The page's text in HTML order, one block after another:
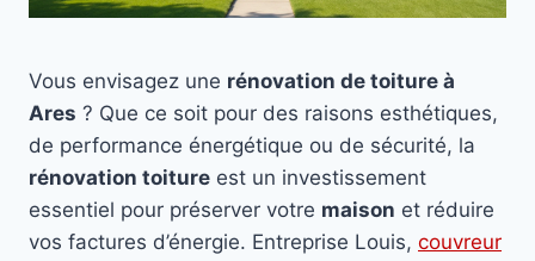
Vous envisagez une rénovation de toiture à
Ares ? Que ce soit pour des raisons esthétiques,
de performance énergétique ou de sécurité, la
rénovation toiture est un investissement
essentiel pour préserver votre maison et réduire
vos factures d’énergie. Entreprise Louis, couvreur